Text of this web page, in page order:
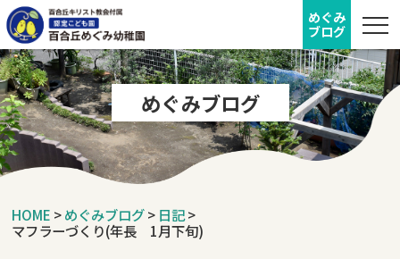
めぐみ
ブログ
めぐみブログ
HOME >めぐみブログ> 日記>
マフラーづくり(年長 1月下旬)